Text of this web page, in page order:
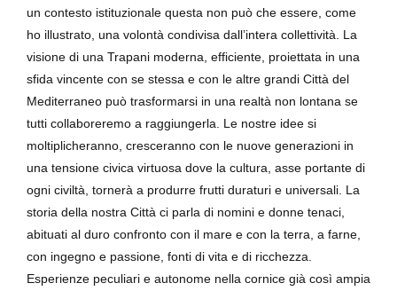
un contesto istituzionale questa non può che essere, come
ho illustrato, una volontà condivisa dall’intera collettività. La
visione di una Trapani moderna, efficiente, proiettata in una
sfida vincente con se stessa e con le altre grandi Città del
Mediterraneo può trasformarsi in una realtà non lontana se
tutti collaboreremo a raggiungerla. Le nostre idee si
moltiplicheranno, cresceranno con le nuove generazioni in
una tensione civica virtuosa dove la cultura, asse portante di
ogni civiltà, tornerà a produrre frutti duraturi e universali. La
storia della nostra Città ci parla di nomini e donne tenaci,
abituati al duro confronto con il mare e con la terra, a farne,
con ingegno e passione, fonti di vita e di ricchezza.
Esperienze peculiari e autonome nella cornice già così ampia